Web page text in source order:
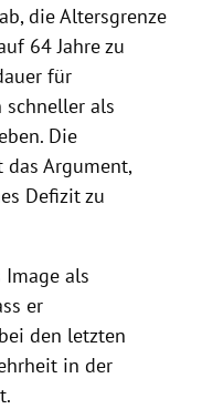
die Altersgrenze
64 Jahre zu
für
schneller als
Die
das Argument,
Defizit zu
als
er
den letzten
in der